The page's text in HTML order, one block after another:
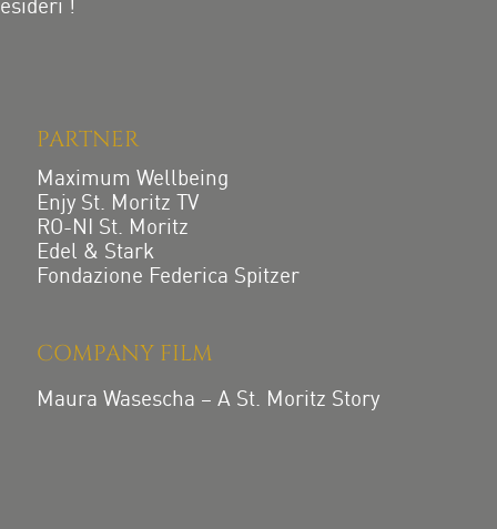
!
PARTNER
Maximum Wellbeing
Enjy St. Moritz TV
RO-NI St. Moritz
Edel & Stark
Fondazione Federica Spitzer
COMPANY FILM
Maura Wasescha – A St. Moritz Story